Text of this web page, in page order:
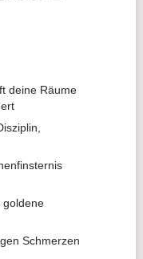
deine Räume
goldene
Schmerzen